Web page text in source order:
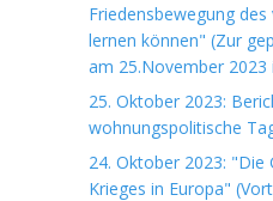
Friedensbewegung
lernen können" (Zur
am 25.November 2023
25. Oktober 2023:
wohnungspolitische
24. Oktober 2023: "Die
Krieges in Europa"